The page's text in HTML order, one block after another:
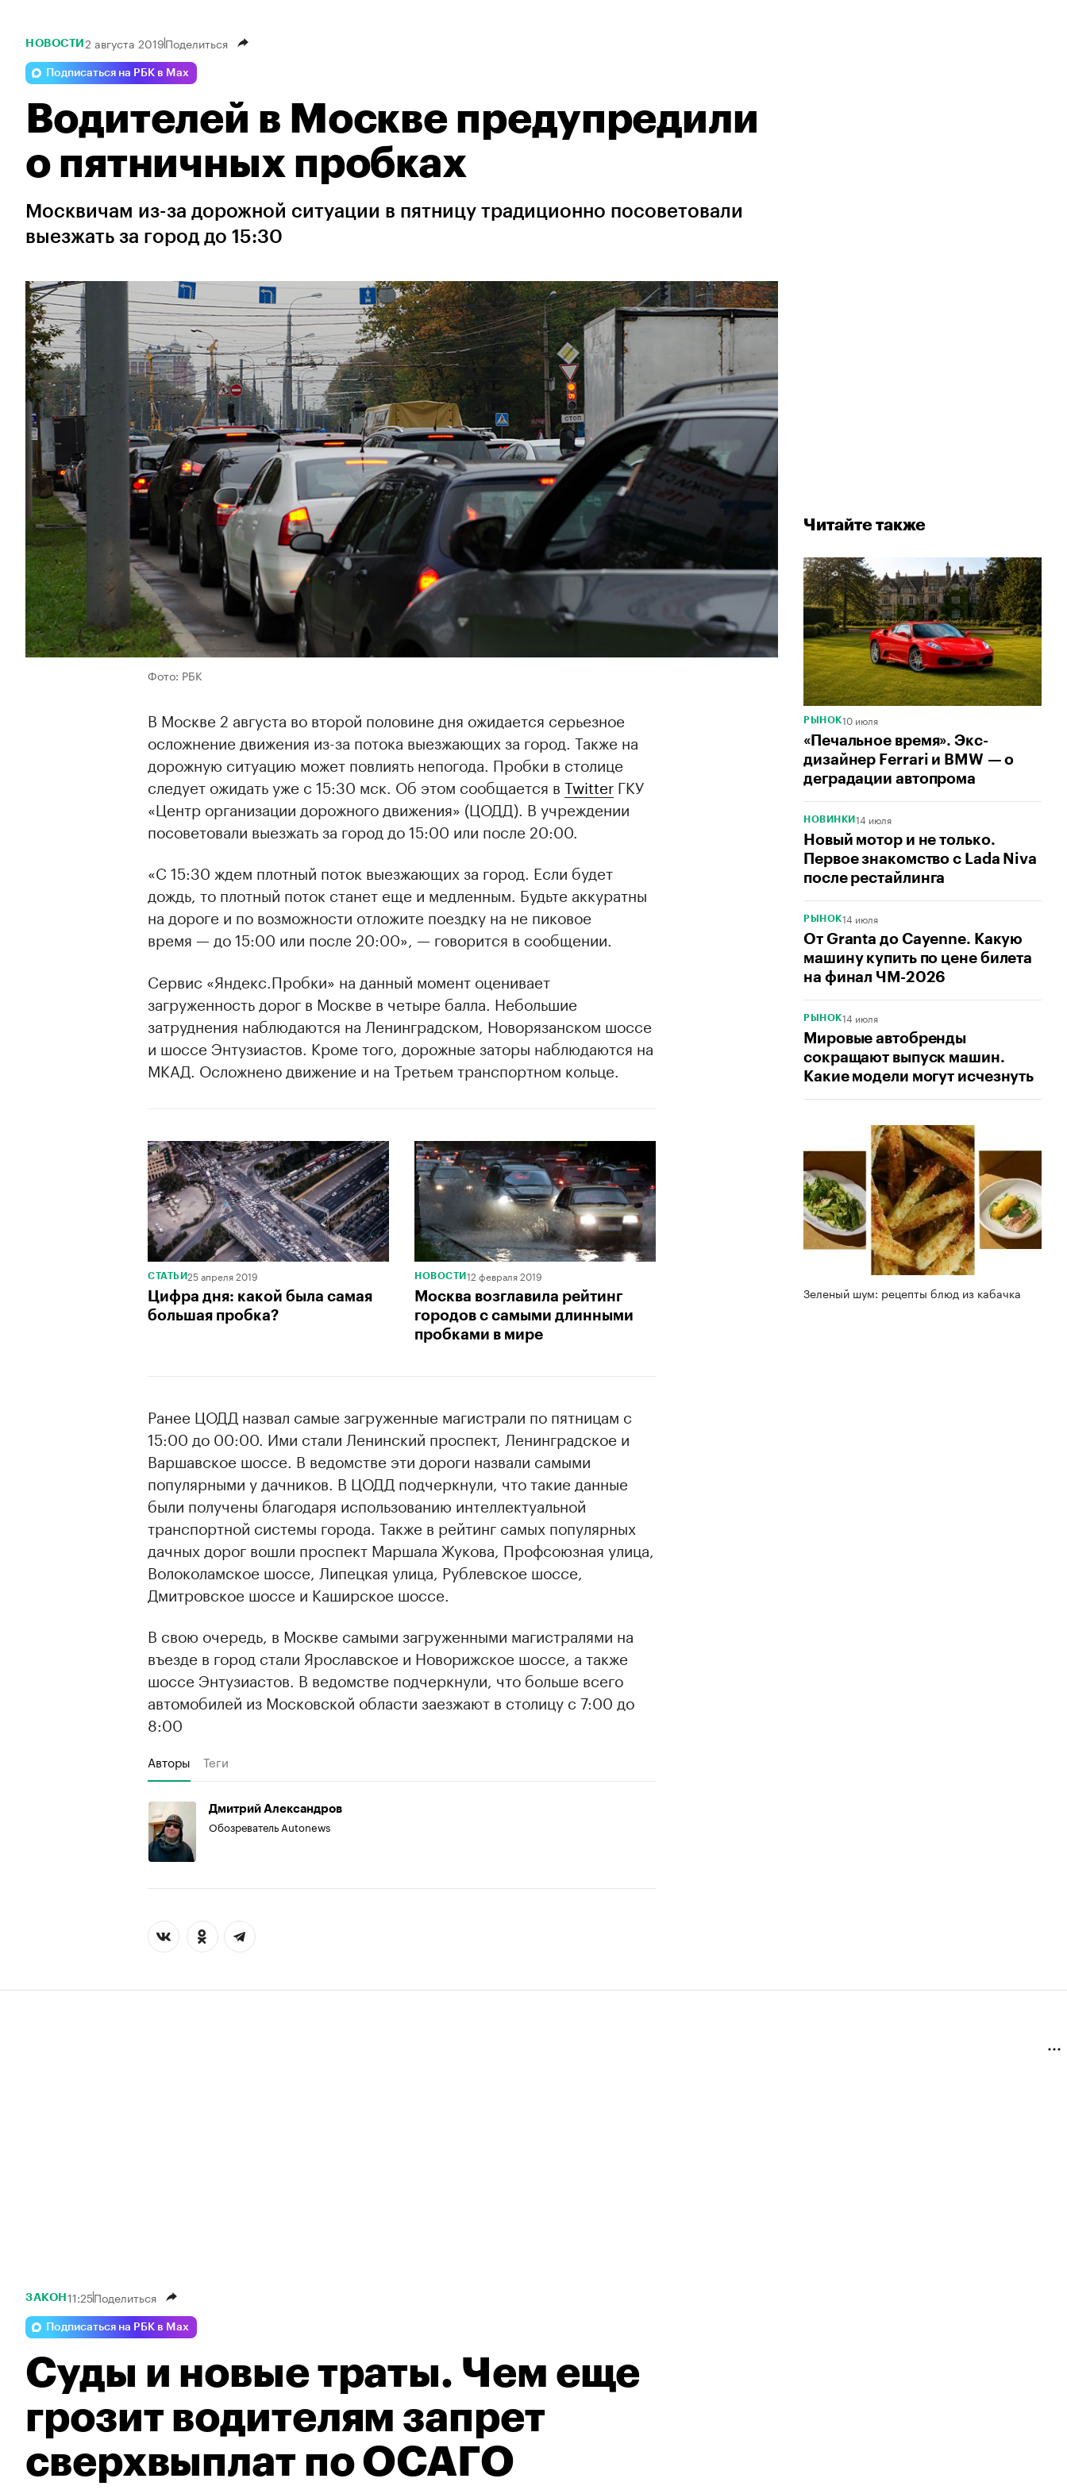
Читайте также
РЫНОК10 июля
«Печальное время». Экс-
дизайнер Ferrari и BMW — о
деградации автопрома
НОВИНКИ 14 июля
Новый мотор и не только.
Первое знакомство с Lada Niva
после рестайлинга
РЫНОК14 июля
От Granta до Cayenne. Какую
машину купить по цене билета
на финал ЧМ-2026
РЫНОК14 июля
Мировые автобренды
сокращают выпуск машин.
Какие модели могут исчезнуть
Зеленый шум: рецепты блюд из кабачка
НОВОСТИ 2 августа 2019Поделиться
Подписаться на РБК в Max
Водителей в Москве предупредили
о пятничных пробках
Москвичам из-за дорожной ситуации в пятницу традиционно посоветовали
выезжать за город до 15:30
Фото: РБК
В Москве 2 августа во второй половине дня ожидается серьезное
осложнение движения из-за потока выезжающих за город. Также на
дорожную ситуацию может повлиять непогода. Пробки в столице
следует ожидать уже с 15:30 мск. Об этом сообщается в Twitter ГКУ
«Центр организации дорожного движения» (ЦОДД). В учреждении
посоветовали выезжать за город до 15:00 или после 20:00.
«С 15:30 ждем плотный поток выезжающих за город. Если будет
дождь, то плотный поток станет еще и медленным. Будьте аккуратны
на дороге и по возможности отложите поездку на не пиковое
время — до 15:00 или после 20:00», — говорится в сообщении.
00:00 / 00:00
Сервис «Яндекс.Пробки» на данный момент оценивает
загруженность дорог в Москве в четыре балла. Небольшие
затруднения наблюдаются на Ленинградском, Новорязанском шоссе
и шоссе Энтузиастов. Кроме того, дорожные заторы наблюдаются на
МКАД. Осложнено движение и на Третьем транспортном кольце.
СТАТЬИ25 апреля 2019
Цифра дня: какой была самая
большая пробка?
НОВОСТИ 12 февраля 2019
Москва возглавила рейтинг
городов с самыми длинными
пробками в мире
Ранее ЦОДД назвал самые загруженные магистрали по пятницам с
15:00 до 00:00. Ими стали Ленинский проспект, Ленинградское и
Варшавское шоссе. В ведомстве эти дороги назвали самыми
популярными у дачников. В ЦОДД подчеркнули, что такие данные
были получены благодаря использованию интеллектуальной
транспортной системы города. Также в рейтинг самых популярных
дачных дорог вошли проспект Маршала Жукова, Профсоюзная улица,
Волоколамское шоссе, Липецкая улица, Рублевское шоссе,
Дмитровское шоссе и Каширское шоссе.
В свою очередь, в Москве самыми загруженными магистралями на
въезде в город стали Ярославское и Новорижское шоссе, а также
шоссе Энтузиастов. В ведомстве подчеркнули, что больше всего
автомобилей из Московской области заезжают в столицу с 7:00 до
8:00
Авторы Теги
Дмитрий Александров
Обозреватель Autonews
ЗАКОН 11:25Поделиться
Подписаться на РБК в Max
Суды и новые траты. Чем еще
грозит водителям запрет
сверхвыплат по ОСАГО